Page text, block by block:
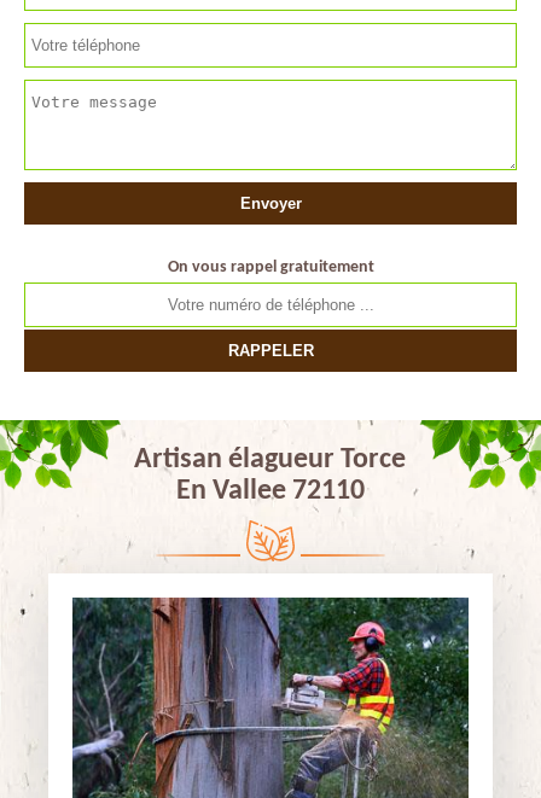
On vous rappel gratuitement
Artisan élagueur Torce
En Vallee 72110